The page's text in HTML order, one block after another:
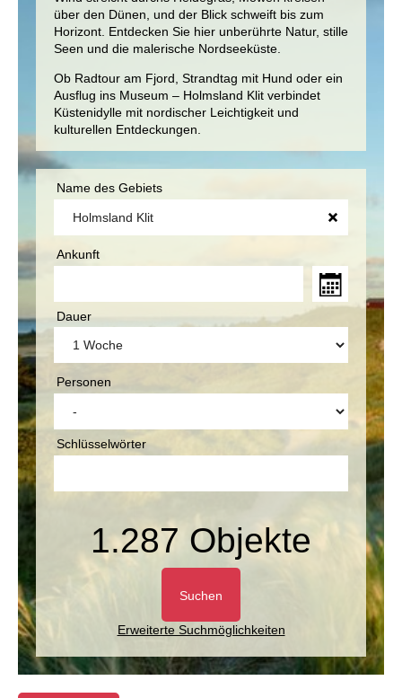
über den Dünen, und der Blick schweift bis zum
Horizont. Entdecken Sie hier unberührte Natur, stille
Seen und die malerische Nordseeküste.
Ob Radtour am Fjord, Strandtag mit Hund oder ein
Ausflug ins Museum – Holmsland Klit verbindet
Küstenidylle mit nordischer Leichtigkeit und
kulturellen Entdeckungen.
Name des Gebiets
Ankunft
Dauer
Personen
Schlüsselwörter
1.287 Objekte
Suchen
Erweiterte Suchmöglichkeiten